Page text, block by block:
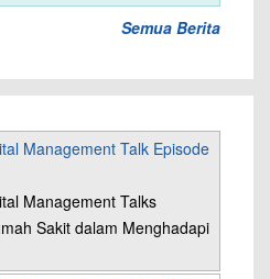
Semua Berita
Management Talk Episode
Management Talks
Sakit dalam Menghadapi